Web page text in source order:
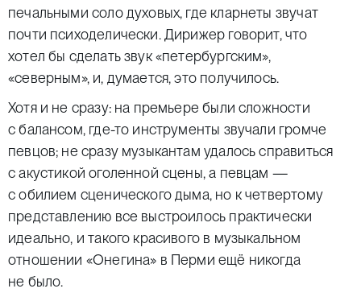
печальными соло духовых, где кларнеты звучат
почти психоделически. Дирижер говорит, что
хотел бы сделать звук «петербургским»,
«северным», и, думается, это получилось.
Хотя и не сразу: на премьере были сложности
с балансом, где-то инструменты звучали громче
певцов; не сразу музыкантам удалось справиться
с акустикой оголенной сцены, а певцам —
с обилием сценического дыма, но к четвертому
представлению все выстроилось практически
идеально, и такого красивого в музыкальном
отношении «Онегина» в Перми ещё никогда
не было.